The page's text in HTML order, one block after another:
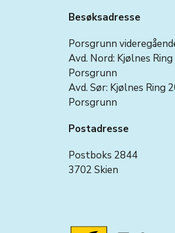
Besøksadresse
Porsgrunn
Avd. Nord: Kjølnes
Porsgrunn
Avd. Sør: Kjølnes Ring
Porsgrunn
Postadresse
Postboks 2844
3702 Skien